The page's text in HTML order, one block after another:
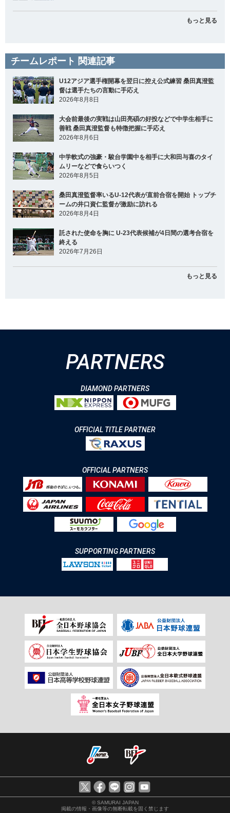
もっと見る
チームレポート 関連記事
U12アジア選手権開幕を翌日に控え公式練習 桑田真澄監
督は選手たちの言動に手応え
2026年8月8日
大会前最後の実戦は山田亮碩の好投などで中学生相手に
善戦 桑田真澄監督も特徴把握に手応え
2026年8月6日
中学軟式の強豪・駿台学園中を相手に大和田与喜のタイ
ムリーなどで食らいつく
2026年8月5日
桑田真澄監督率いるU-12代表が直前合宿を開始 トップチ
ームの井口資仁監督が激励に訪れる
2026年8月4日
託された使命を胸に U-23代表候補が4日間の選考合宿を
終える
2026年7月26日
もっと見る
PARTNERS
DIAMOND PARTNERS
OFFICIAL TITLE PARTNER
OFFICIAL PARTNERS
SUPPORTING PARTNERS
© SAMURAI JAPAN
掲載の情報・画像等の無断転載を固く禁じます